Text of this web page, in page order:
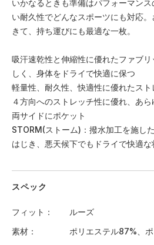
いかなるときも準備はパフォーマン
い耐久性でどんなスポーツにも対応
きて、持ち運びにも最適な一枚。
吸汗速乾性と伸縮性に優れたファブ
しく、身体をドライで快適に保つ
軽量性、耐久性、快適性に優れたス
４方向へのストレッチ性に優れ、あ
両サイドにポケット
STORM(ストーム)：撥水加工を施し
はじき、悪天候下でもドライで快適な
スペック
フィット
ルーズ
素材
ポリエステル87%、